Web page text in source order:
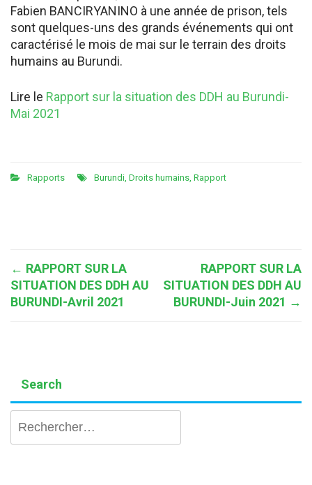
Fabien BANCIRYANINO à une année de prison, tels
sont quelques-uns des grands événements qui ont
caractérisé le mois de mai sur le terrain des droits
humains au Burundi.
Lire le Rapport sur la situation des DDH au Burundi-
Mai 2021
Rapports Burundi, Droits humains, Rapport
Post
navigation
← RAPPORT SUR LA
SITUATION DES DDH AU
BURUNDI-Avril 2021
RAPPORT SUR LA
SITUATION DES DDH AU
BURUNDI-Juin 2021 →
Search